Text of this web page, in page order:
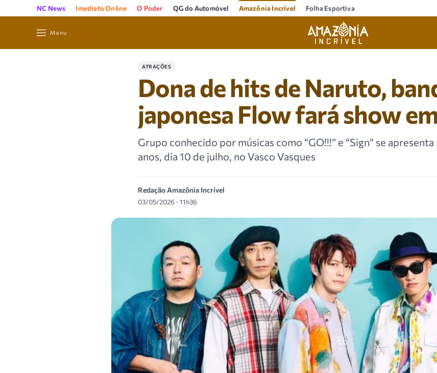
NC News Imediato Online O Poder QG do Automóvel Amazônia Incrível Folha Esportiva
Menu
ATRAÇÕES
Dona de hits de Naruto,
japonesa Flow fará show
Grupo conhecido por músicas como “GO!!!” e “Sign” se
anos, dia 10 de julho, no Vasco Vasques
Redação Amazônia Incrível
03/05/2026 - 11h36